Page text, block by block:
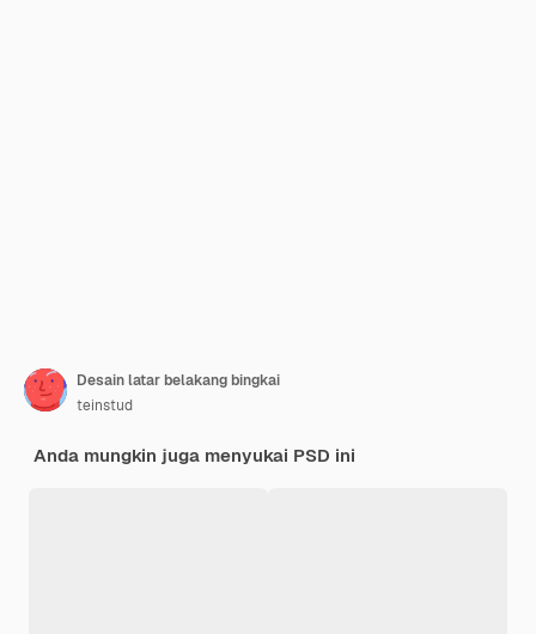
Desain latar belakang bingkai
teinstud
Anda mungkin juga menyukai PSD ini